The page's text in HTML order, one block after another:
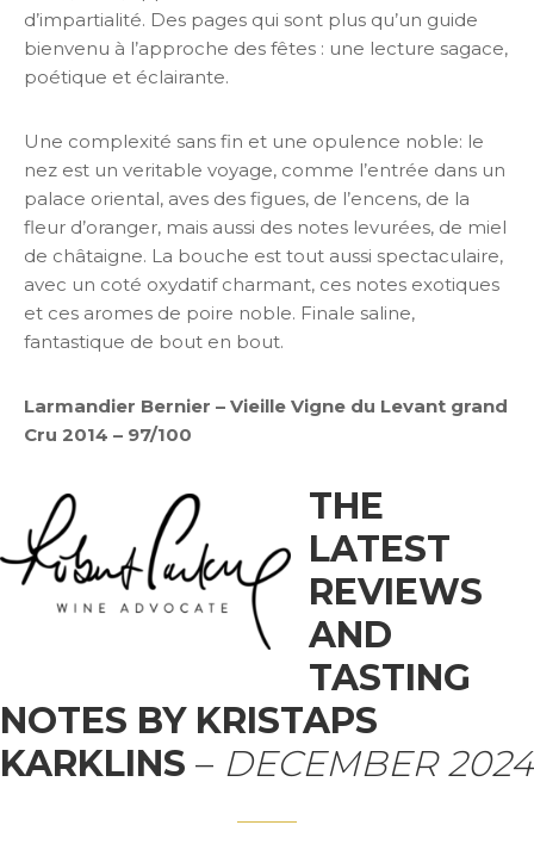
d’impartialité. Des pages qui sont plus qu’un guide
bienvenu à l’approche des fêtes : une lecture sagace,
poétique et éclairante.
Une complexité sans fin et une opulence noble: le
nez est un veritable voyage, comme l’entrée dans un
palace oriental, aves des figues, de l’encens, de la
fleur d’oranger, mais aussi des notes levurées, de miel
de châtaigne. La bouche est tout aussi spectaculaire,
avec un coté oxydatif charmant, ces notes exotiques
et ces aromes de poire noble. Finale saline,
fantastique de bout en bout.
Larmandier Bernier – Vieille Vigne du Levant grand
Cru 2014 – 97/100
THE
LATEST
REVIEWS
AND
TASTING
NOTES BY KRISTAPS
KARKLINS – DECEMBER 2024